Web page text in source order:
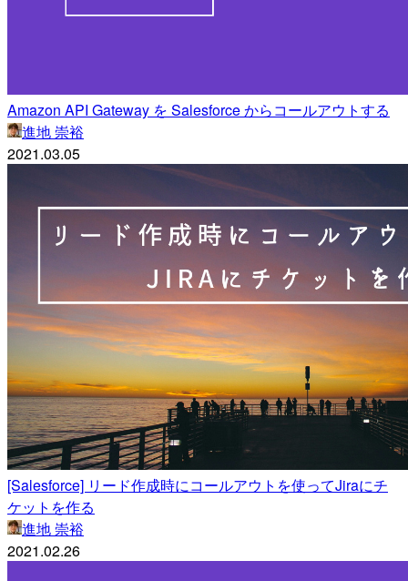
Amazon API Gateway を Salesforce からコールアウトする
進地 崇裕
2021.03.05
[Salesforce] リード作成時にコールアウトを使ってJiraにチ
ケットを作る
進地 崇裕
2021.02.26